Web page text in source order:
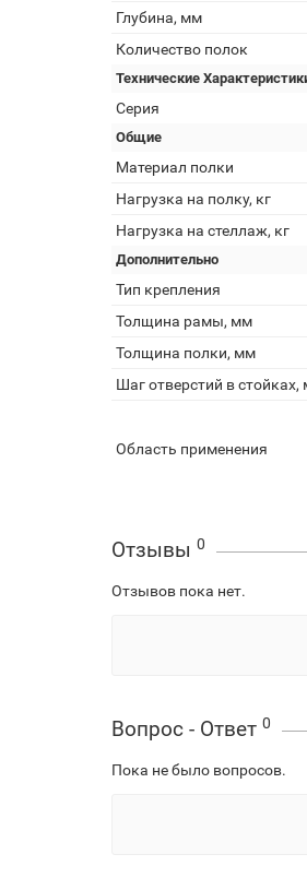
Глубина, мм
Количество полок
Технические
Серия
Общие
Материал полки
Нагрузка на полку, кг
Нагрузка на стеллаж, кг
Дополнительно
Тип крепления
Толщина рамы, мм
Толщина полки, мм
Шаг отверстий в стойках,
Область применения
Отзывы 0
Отзывов пока нет.
Вопрос - Ответ 0
Пока не было вопросов.